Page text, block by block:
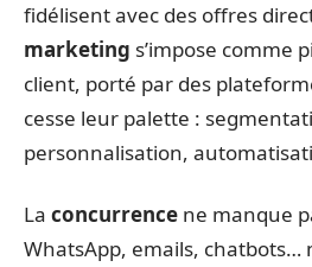
fidélisent avec des offres
marketing s’impose comme
client, porté par des
cesse leur palette :
personnalisation,
La concurrence ne manque
WhatsApp, emails, chatbots…